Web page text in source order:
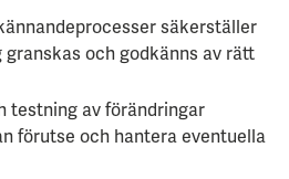
säkerställer
och godkänns av rätt
testning av förändringar
förutse och hantera eventuella